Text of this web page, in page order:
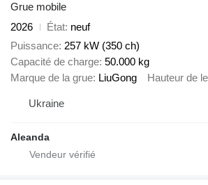
Grue mobile
2026
État neuf
Puissance 257 kW (350 ch)
Capacité de charge 50.000 kg
Marque de la grue LiuGong Hauteur de
Ukraine
Aleanda